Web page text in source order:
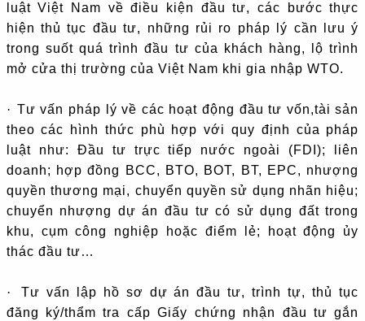
luật Việt Nam về điều kiện đầu tư, các bước thực
hiện thủ tục đầu tư, những rủi ro pháp lý cần lưu ý
trong suốt quá trình đầu tư của khách hàng, lộ trình
mở cửa thị trường của Việt Nam khi gia nhập WTO.
· Tư vấn pháp lý về các hoạt động đầu tư vốn,tài sản
theo các hình thức phù hợp với quy định của pháp
luật như: Đầu tư trực tiếp nước ngoài (FDI); liên
doanh; hợp đồng BCC, BTO, BOT, BT, EPC, nhượng
quyền thương mại, chuyển quyền sử dụng nhãn hiệu;
chuyển nhượng dự án đầu tư có sử dụng đất trong
khu, cụm công nghiệp hoặc điểm lẻ; hoạt động ủy
thác đầu tư…
·
Tư vấn lập hồ sơ dự án đầu tư, trình tự, thủ tục
đăng ký/thẩm tra cấp Giấy chứng nhận đầu tư gắn